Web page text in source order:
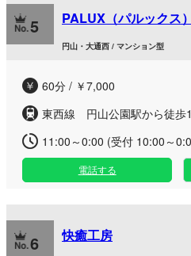
5 PALUX（パルックス）
円山・大通西 / マンション型
60分 / ￥7,000
東西線 円山公園駅から徒歩
11:00～0:00 (受付 10:00～
電話する
6 快癒工房